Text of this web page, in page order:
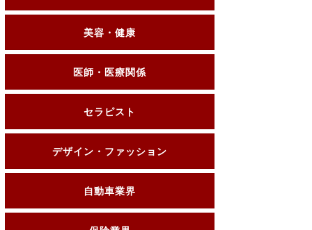
美容・健康
医師・医療関係
セラピスト
デザイン・ファッション
自動車業界